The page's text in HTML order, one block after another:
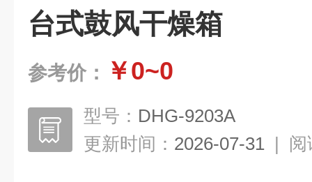
台式鼓风干燥箱
参考价： ￥0~0
型号： DHG-9203A
更新时间： 2026-07-31 | 阅